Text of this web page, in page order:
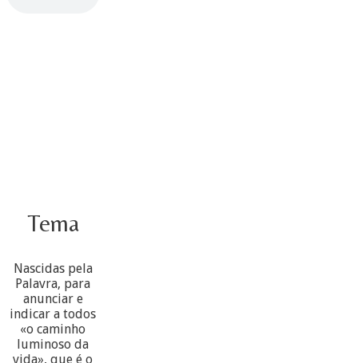
Tema
Nascidas pela
Palavra, para
anunciar e
indicar a todos
«o caminho
luminoso da
vida», que é o